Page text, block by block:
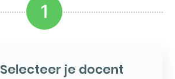
1
Selecteer je docent